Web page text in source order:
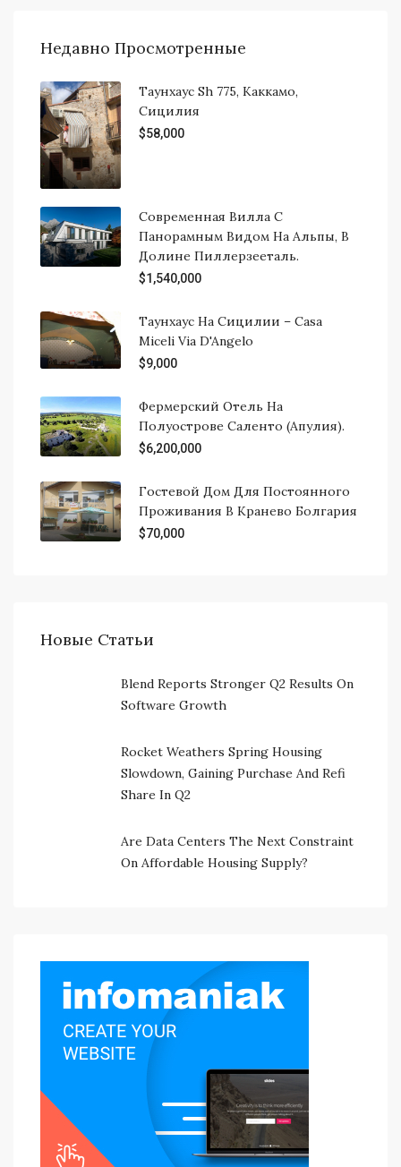
Недавно Просмотренные
Таунхаус Sh 775, Каккамо,
Сицилия
$58,000
Современная Вилла С
Панорамным Видом На Альпы, В
Долине Пиллерзееталь.
$1,540,000
Таунхаус На Сицилии – Casa
Miceli Via D'Angelo
$9,000
Фермерский Отель На
Полуострове Саленто (Апулия).
$6,200,000
Гостевой Дом Для Постоянного
Проживания В Кранево Болгария
$70,000
Новые Статьи
Blend Reports Stronger Q2 Results On
Software Growth
Rocket Weathers Spring Housing
Slowdown, Gaining Purchase And Refi
Share In Q2
Are Data Centers The Next Constraint
On Affordable Housing Supply?